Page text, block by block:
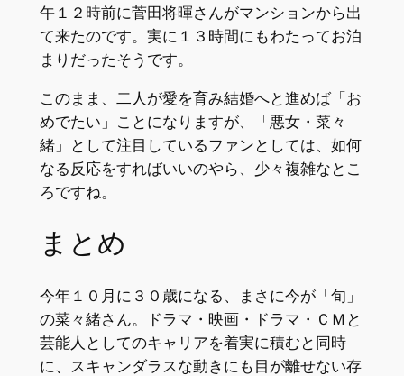
午１２時前に菅田将暉さんがマンションから出
て来たのです。実に１３時間にもわたってお泊
まりだったそうです。
このまま、二人が愛を育み結婚へと進めば「お
めでたい」ことになりますが、「悪女・菜々
緒」として注目しているファンとしては、如何
なる反応をすればいいのやら、少々複雑なとこ
ろですね。
まとめ
今年１０月に３０歳になる、まさに今が「旬」
の菜々緒さん。ドラマ・映画・ドラマ・ＣＭと
芸能人としてのキャリアを着実に積むと同時
に、スキャンダラスな動きにも目が離せない存